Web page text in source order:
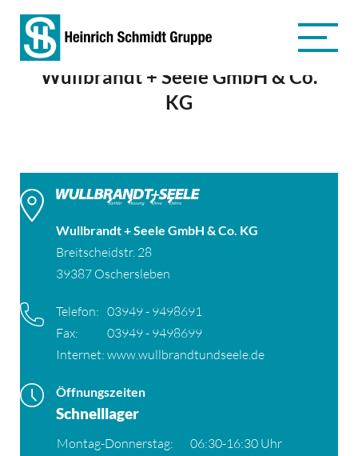
Wullbrandt + Seele GmbH & Co.
KG
Wullbrandt + Seele GmbH & Co. KG
Breitscheidstr. 28
39387 Oschersleben
Telefon: 03949 - 9498691
Fax:
03949 - 9498699
Internet: www.wullbrandtundseele.de
Öffnungszeiten
Schnelllager
Montag-Donnerstag:
06:30-16:30 Uhr